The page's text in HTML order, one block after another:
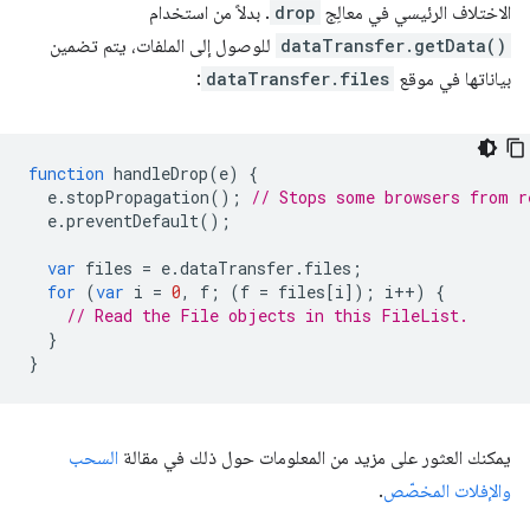
الاختلاف الرئيسي في معالِج drop . بدلاً من استخدام
dataTransfer.getData() للوصول إلى الملفات، يتم تضمين
بياناتها في موقع dataTransfer.files
:
function handleDrop(e)
{
e. stopPropagation();
// Stops some browsers from
e.preventDefault();
var files = e.dataTransfer . files ;
for (var i = 0, f ; (f = files[i]); i++)
{
// Read the File objects in this FileList.
}
}
يمكنك العثور على مزيد من المعلومات حول ذلك في مقالة السحب
والإفلات المخصّص.